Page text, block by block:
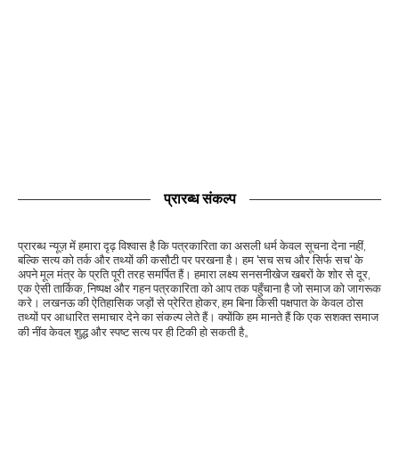
प्रारब्ध संकल्प
प्रारब्ध न्यूज़ में हमारा दृढ़ विश्वास है कि पत्रकारिता का असली धर्म केवल सूचना देना नहीं,
बल्कि सत्य को तर्क और तथ्यों की कसौटी पर परखना है। हम 'सच सच और सिर्फ सच' के
अपने मूल मंत्र के प्रति पूरी तरह समर्पित हैं। हमारा लक्ष्य सनसनीखेज खबरों के शोर से दूर,
एक ऐसी तार्किक, निष्पक्ष और गहन पत्रकारिता को आप तक पहुँचाना है जो समाज को जागरूक
करे। लखनऊ की ऐतिहासिक जड़ों से प्रेरित होकर, हम बिना किसी पक्षपात के केवल ठोस
तथ्यों पर आधारित समाचार देने का संकल्प लेते हैं। क्योंकि हम मानते हैं कि एक सशक्त समाज
की नींव केवल शुद्ध और स्पष्ट सत्य पर ही टिकी हो सकती है。